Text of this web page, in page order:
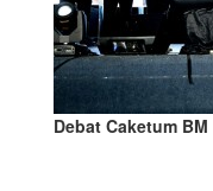
Debat Caketum